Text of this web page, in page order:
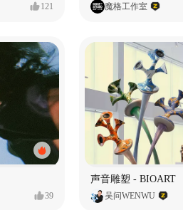
121 魔格工作室
39 吴问WENWU